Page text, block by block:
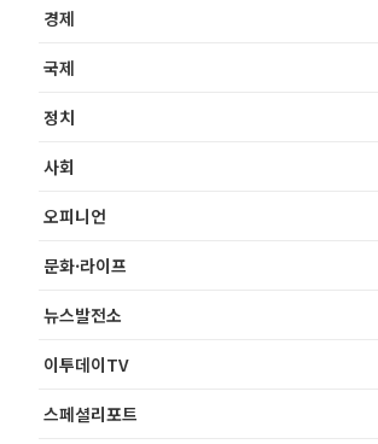
경제
국제
정치
사회
오피니언
문화·라이프
뉴스발전소
이투데이TV
스페셜리포트